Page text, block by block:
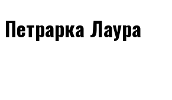
Петрарка Лаура